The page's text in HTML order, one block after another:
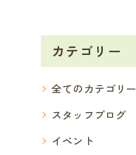
カテゴリー
全てのカテゴリー
スタッフブログ
イベント